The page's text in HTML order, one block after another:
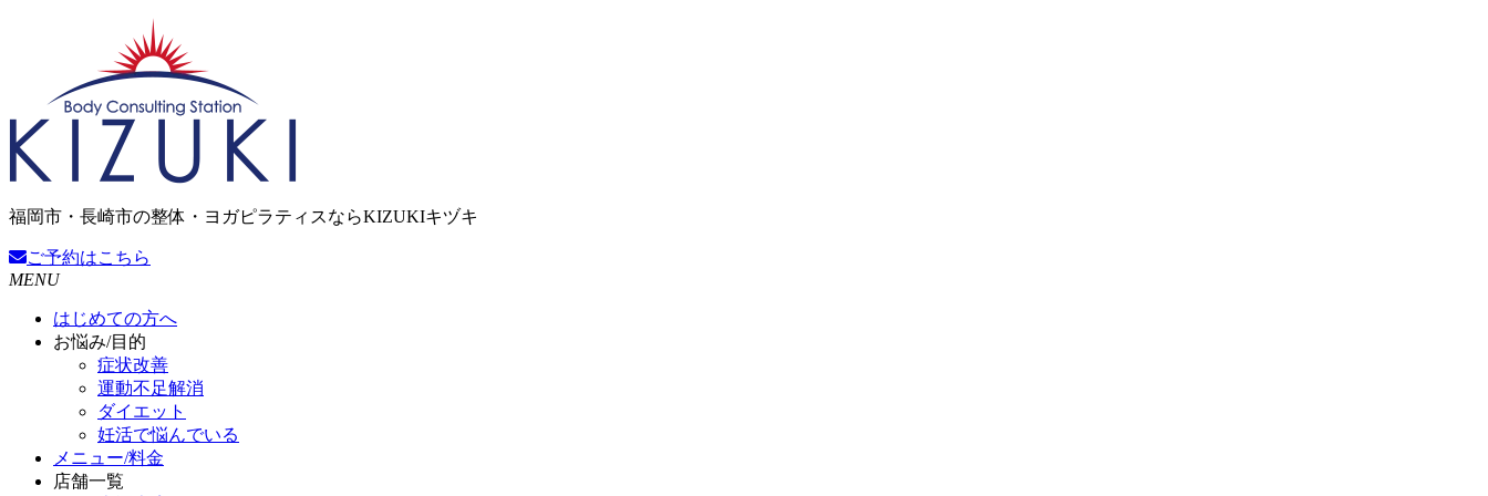
福岡市・長崎市の整体・ヨガピラティスならKIZUKIキヅキ
ご予約はこちら
MENU
はじめての方へ
お悩み/目的
症状改善
運動不足解消
ダイエット
妊活で悩んでいる
メニュー/料金
店舗一覧